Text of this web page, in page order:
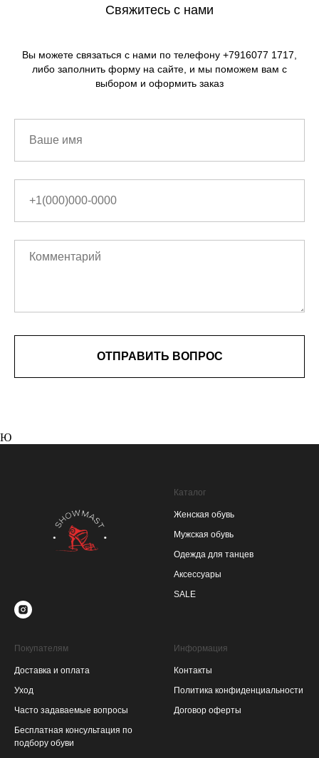
Свяжитесь с нами
Вы можете связаться с нами по телефону +7916077 1717,
либо заполнить форму на сайте, и мы поможем вам с
выбором и оформить заказ
ОТПРАВИТЬ ВОПРОС
Ю
Каталог
Женская обувь
Мужская обувь
Одежда для танцев
Аксессуары
SALE
Покупателям
Доставка и оплата
Уход
Часто задаваемые вопросы
Бесплатная консультация по
подбору обуви
Информация
Контакты
Политика конфиденциальности
Договор оферты